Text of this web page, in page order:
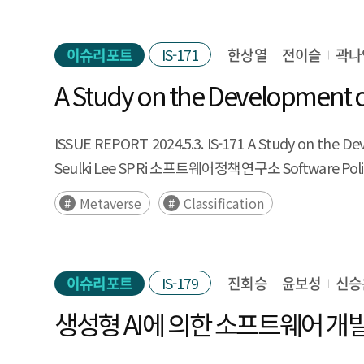
and blockchain. As the industrial influence of
perspective are being published in Europe
companies, which have been increasing
The analysis results show that open source
increasing since 2021. Looking at the changes
indicating that the company size is growing.
annual investment status shows that it has
accounts for 64.3%, it can be seen that M&A has
open source ecosystem to spread the open
The analysis focused on key factors driving
Development Group,' and 'DX Preparedness
play a leading role in various fields of digital
and investment, facing challenges such as a
Technology-driven DX Development Group
technologies. This group promotes research
but a high percentage of personnel utilizing
transformation. The study comprehensively
proportion of software majors and
of digital transformation. As a result, it
해결-기업 성장 동시추구형, 혁신 연구형 등 다섯 가
추상적인 GovTech의 개념을 명확히 하고 GovTech
추진하고자 하는 방식, 기대효과에 따른 맞춤형
innovate public services and explore new
government operations and services to
competitiveness through the digital
GovTech, which emphasizes public-private
on case studies from various countries, including
simultaneous business growth, and innovation
이슈리포트 IS-171 한상열 전이슬 곽
A Study on the Development
ISSUE REPORT 2024.5.3. IS-171 A Study on the
Seulki Lee SPRi 소프트웨어정책연구소 Software
Metaverse Classification
이슈리포트 IS-179 진회승 윤보성 신
생성형 AI에 의한 소프트웨어 개